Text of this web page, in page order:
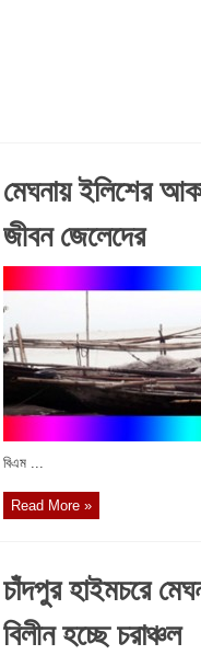
মেঘনায় ইলিশের
জীবন জেলেদের
বিএম ...
Read More »
চাঁদপুর হাইমচরে
বিলীন হচ্ছে চরাঞ্চল